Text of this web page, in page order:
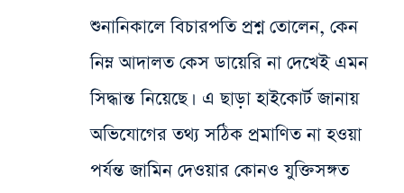
শুনানিকালে বিচারপতি প্রশ্ন তোলেন, কেন
নিম্ন আদালত কেস ডায়েরি না দেখেই এমন
সিদ্ধান্ত নিয়েছে। এ ছাড়া হাইকোর্ট জানায়
অভিযোগের তথ্য সঠিক প্রমাণিত না হওয়া
পর্যন্ত জামিন দেওয়ার কোনও যুক্তিসঙ্গত